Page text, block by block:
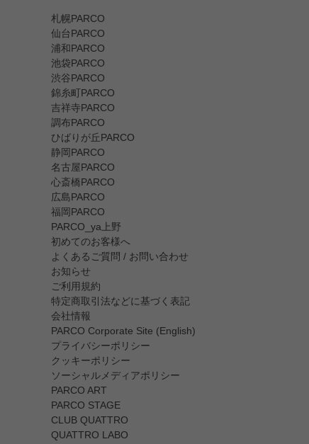
札幌PARCO
仙台PARCO
浦和PARCO
池袋PARCO
渋谷PARCO
錦糸町PARCO
吉祥寺PARCO
調布PARCO
ひばりが丘PARCO
静岡PARCO
名古屋PARCO
心斎橋PARCO
広島PARCO
福岡PARCO
PARCO_ya上野
初めてのお客様へ
よくあるご質問 / お問い合わせ
お知らせ
ご利用規約
特定商取引法などに基づく表記
会社情報
PARCO Corporate Site (English)
プライバシーポリシー
クッキーポリシー
ソーシャルメディアポリシー
PARCO ART
PARCO STAGE
CLUB QUATTRO
QUATTRO LABO